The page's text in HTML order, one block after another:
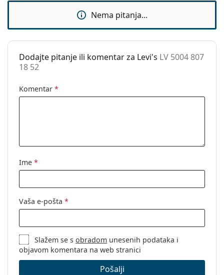
Krpa za
čišćenje:
Da
Ostalo
Spol:
Kategorija:
Dioptrijske naočale
Nema pitanja...
Dodajte pitanje ili komentar za Levi's LV 5004 807
18 52
Komentar *
Ime *
Vaša e-pošta *
Slažem se sobradom unesenih podataka i
objavom komentara na web stranici
Pošalji